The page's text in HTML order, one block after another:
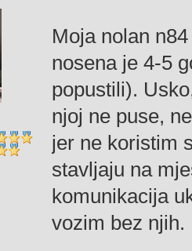
Moja nolan
nosena je 4-5
popustili).
njoj ne puse,
jer ne koristim
stavljaju na
komunikacija
vozim bez njih.